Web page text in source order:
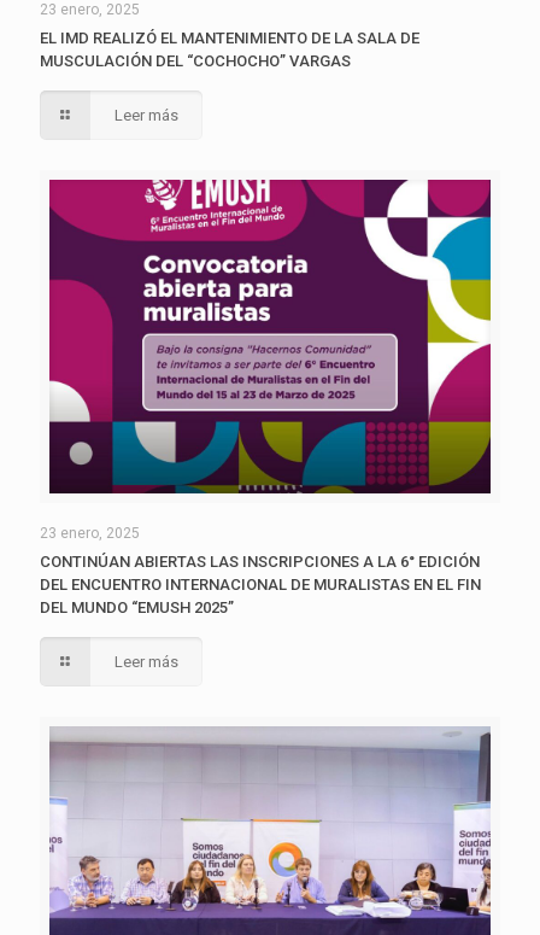
23 enero, 2025
EL IMD REALIZÓ EL MANTENIMIENTO DE LA SALA DE
MUSCULACIÓN DEL “COCHOCHO” VARGAS
Leer más
23 enero, 2025
CONTINÚAN ABIERTAS LAS INSCRIPCIONES A LA 6° EDICIÓN
DEL ENCUENTRO INTERNACIONAL DE MURALISTAS EN EL FIN
DEL MUNDO “EMUSH 2025”
Leer más